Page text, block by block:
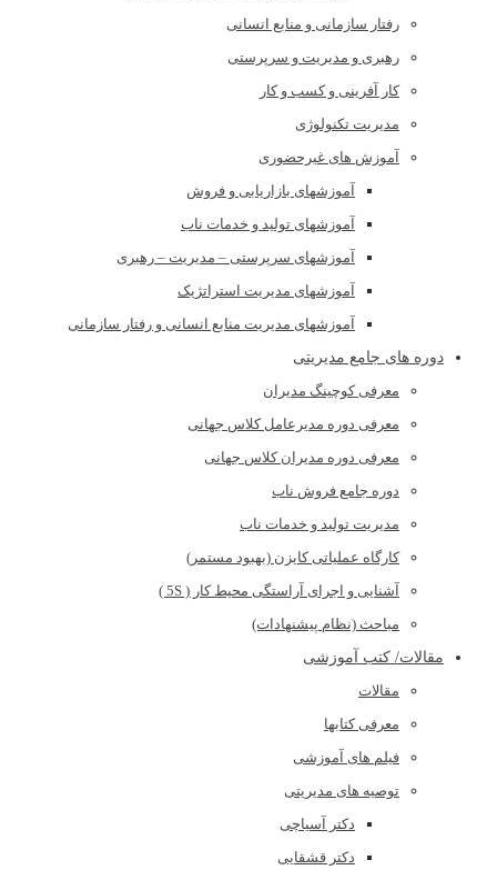
رفتار سازمانی و منابع انسانی
رهبری و مدیریت و سرپرستی
کار آفرینی و کسب و کار
مدیریت تکنولوژی
آموزش های غیرحضوری
آموزشهای بازاریابی و فروش
آموزشهای تولید و خدمات ناب
آموزشهای سرپرستی – مدیریت – رهبری
آموزشهای مدیریت استراتژیک
آموزشهای مدیریت منابع انسانی و رفتار سازمانی
دوره های جامع مدیریتی
معرفی کوچینگ مدیران
معرفی دوره مدیرعامل کلاس جهانی
معرفی دوره مدیران کلاس جهانی
دوره جامع فروش ناب
مدیریت تولید و خدمات ناب
کارگاه عملیاتی کایزن (بهبود مستمر)
آشنایی و اجرای آراستگی محیط کار ( 5S )
مباحث (نظام پیشنهادات)
مقالات/ کتب آموزشی
مقالات
معرفی کتابها
فیلم های آموزشی
توصیه های مدیریتی
دکتر آسیاچی
دکتر قشقایی